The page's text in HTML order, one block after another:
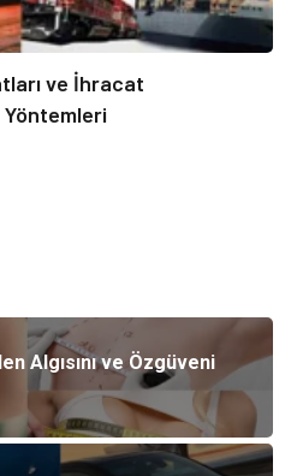
ve İhracat
Algısını ve Özgüveni